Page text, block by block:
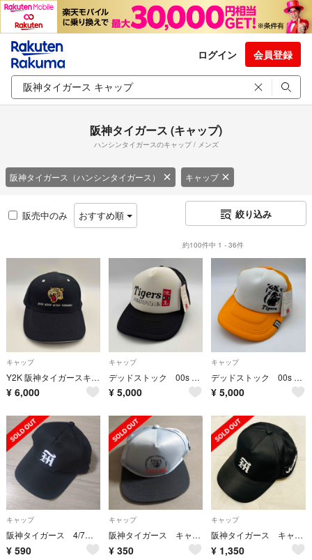
ログイン 会員登録
阪神タイガース (キャップ)
ハンシンタイガースのキャップ / メンズ
阪神タイガース（ハンシンタイガース） キャップ
販売中のみ おすすめ順 絞り込み
約100件中 1 - 36件
キャップ
Y2K 阪神タイガースキャップ NEVER NEVER SURRENDER 黒
¥ 6,000
キャップ
デッドストック 00s 波達 × 阪神タイガース コラボメッシュ キャップ 黒
¥ 5,000
キャップ
デッドストック 00s 波達 × 阪神タイガース コラボメッシュ キャップ 黄色
¥ 5,000
キャップ
阪神タイガース 4/7開幕戦配布キャップ
¥ 590
キャップ
阪神タイガース キャップ
¥ 350
キャップ
阪神タイガース キャップ
¥ 1,350